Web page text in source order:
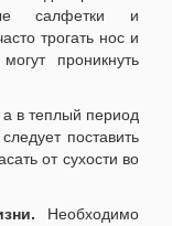
салфетки и
трогать нос и
проникнуть
в теплый период
поставить
от сухости во
Необходимо